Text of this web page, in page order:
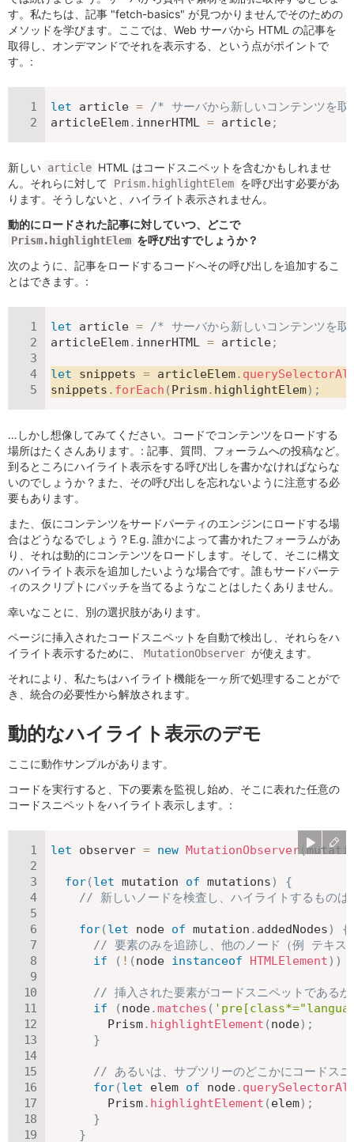
す。私たちは、 記事 "fetch-basics" が見つかりませんでそのための
メソッドを学びます。ここでは、Web サーバから HTML の記事を
取得し、オンデマンドでそれを表示する、という点がポイントで
す。:
let article = /* サーバから新しいコンテンツを
articleElem. innerHTML = article;
新しい article HTML はコードスニペットを含むかもしれませ
ん。それらに対して
Prism.highlightElem を呼び出す必要があ
ります。そうしないと、ハイライト表示されません。
動的にロードされた記事に対していつ、どこで
Prism.highlightElem を呼び出すでしょうか？
次のように、記事をロードするコードへその呼び出しを追加するこ
とはできます。:
let article = /* サーバから新しいコンテンツを
articleElem. innerHTML = article;
let snippets = articleElem.
snippets . forEach ( Prism. highlightElem) ;
…しかし想像してみてください。コードでコンテンツをロードする
場所はたくさんあります。: 記事、質問、フォーラムへの投稿など。
到るところにハイライト表示をする呼び出しを書かなければならな
いのでしょうか？また、その呼び出しを忘れないように注意する必
要もあります。
また、仮にコンテンツをサードパーティのエンジンにロードする場
合はどうなるでしょう？E.g. 誰かによって書かれたフォーラムがあ
り、それは動的にコンテンツをロードします。そして、そこに構文
のハイライト表示を追加したいような場合です。誰もサードパーテ
ィのスクリプトにパッチを当てるようなことはしたくありません。
幸いなことに、別の選択肢があります。
ページに挿入されたコードスニペットを自動で検出し、それらをハ
イライト表示するために、
MutationObserver が使えます。
それにより、私たちはハイライト機能を一ヶ所で処理することがで
き、統合の必要性から解放されます。
動的なハイライト表示のデモ
ここに動作サンプルがあります。
コードを実行すると、下の要素を監視し始め、そこに表れた任意の
コードスニペットをハイライト表示します。:
let observer = new MutationObserver (
for(let mutation of mutations)
{
// 新しいノードを検査し、ハイライトするものは
for(let node of mutation . addedNodes)
{
// 要素のみを追跡し、他のノード（例 テキス
if
( ! (node instanceof HTMLElement) )
// 挿入された要素がコードスニペットであるか
if
(node.matches (
        Prism
. highlightElement (node) ;
}
// あるいは、サブツリーのどこかにコードスニ
for(let elem of node.
        Prism
. highlightElement (elem) ;
}
}